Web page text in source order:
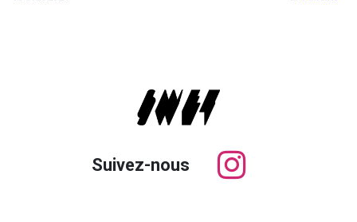
Suivez-nous